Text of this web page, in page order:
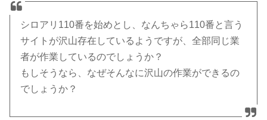
シロアリ110番を始めとし、なんちゃら110番と言う
サイトが沢山存在しているようですが、全部同じ業
者が作業しているのでしょうか？
もしそうなら、なぜそんなに沢山の作業ができるの
でしょうか？